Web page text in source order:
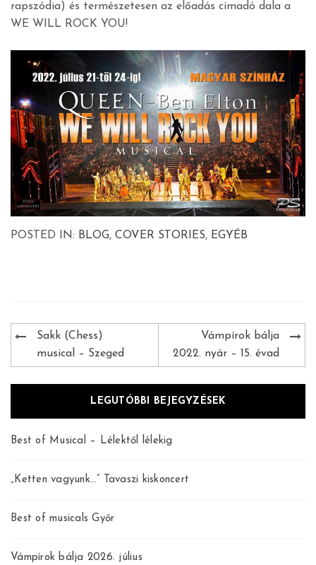
rapszódia) és természetesen az előadás címadó dala a
WE WILL ROCK YOU!
POSTED IN: BLOG, COVER STORIES, EGYÉB
Bejegyzés
navigáció
Sakk (Chess)
musical – Szeged
Vámpírok bálja
2022. nyár – 15. évad
LEGUTÓBBI BEJEGYZÉSEK
Best of Musical – Lélektől lélekig
„Ketten vagyunk…” Tavaszi kiskoncert
Best of musicals Győr
Vámpírok bálja 2026. július